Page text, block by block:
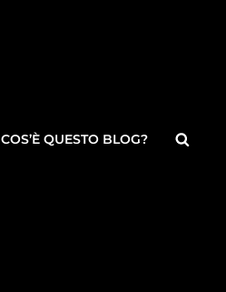
COS’È QUESTO BLOG?